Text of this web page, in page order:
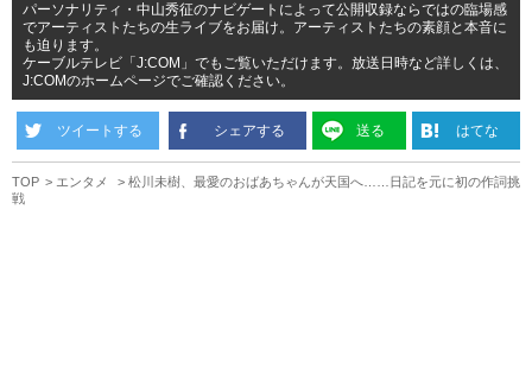
パーソナリティ・中山秀征のナビゲートによって公開収録ならではの臨場感
でアーティストたちの生ライブをお届け。アーティストたちの素顔と本音に
も迫ります。
ケーブルテレビ「J:COM」でもご覧いただけます。放送日時など詳しくは、
J:COMのホームページでご確認ください。
ツイートする シェアする 送る はてな
TOP エンタメ
松川未樹、最愛のおばあちゃんが天国へ……日記を元に初の作詞挑
戦